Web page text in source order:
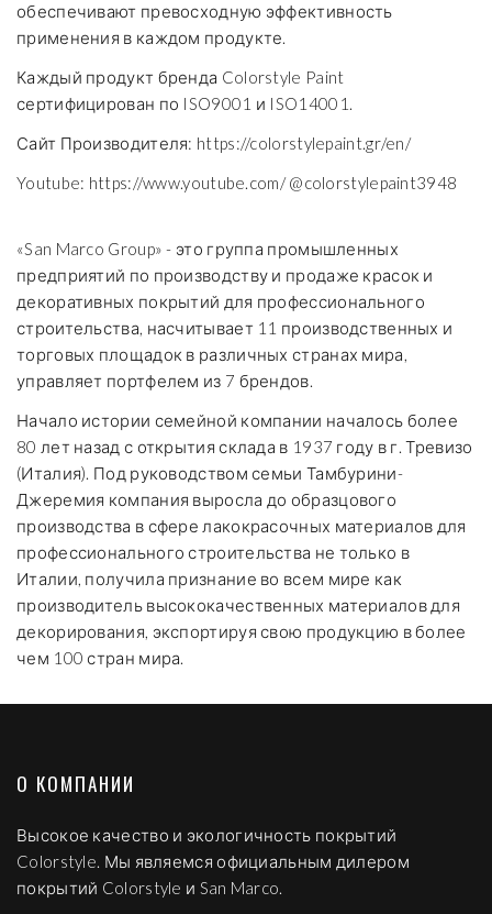
обеспечивают превосходную эффективность
применения в каждом продукте.
Каждый продукт бренда Colorstyle Paint
сертифицирован по ISO9001 и ISO14001.
Сайт Производителя: https://colorstylepaint.gr/en/
Youtube: https://www.youtube.com/ @colorstylepaint3948
«San Marco Group» - это группа промышленных
предприятий по производству и продаже красок и
декоративных покрытий для профессионального
строительства, насчитывает 11 производственных и
торговых площадок в различных странах мира,
управляет портфелем из 7 брендов.
Начало истории семейной компании началось более
80 лет назад с открытия склада в 1937 году в г. Тревизо
(Италия). Под руководством семьи Тамбурини-
Джеремия компания выросла до образцового
производства в сфере лакокрасочных материалов для
профессионального строительства не только в
Италии, получила признание во всем мире как
производитель высококачественных материалов для
декорирования, экспортируя свою продукцию в более
чем 100 стран мира.
О КОМПАНИИ
Высокое качество и экологичность покрытий
Colorstyle. Мы являемся официальным дилером
покрытий Colorstyle и San Marco.